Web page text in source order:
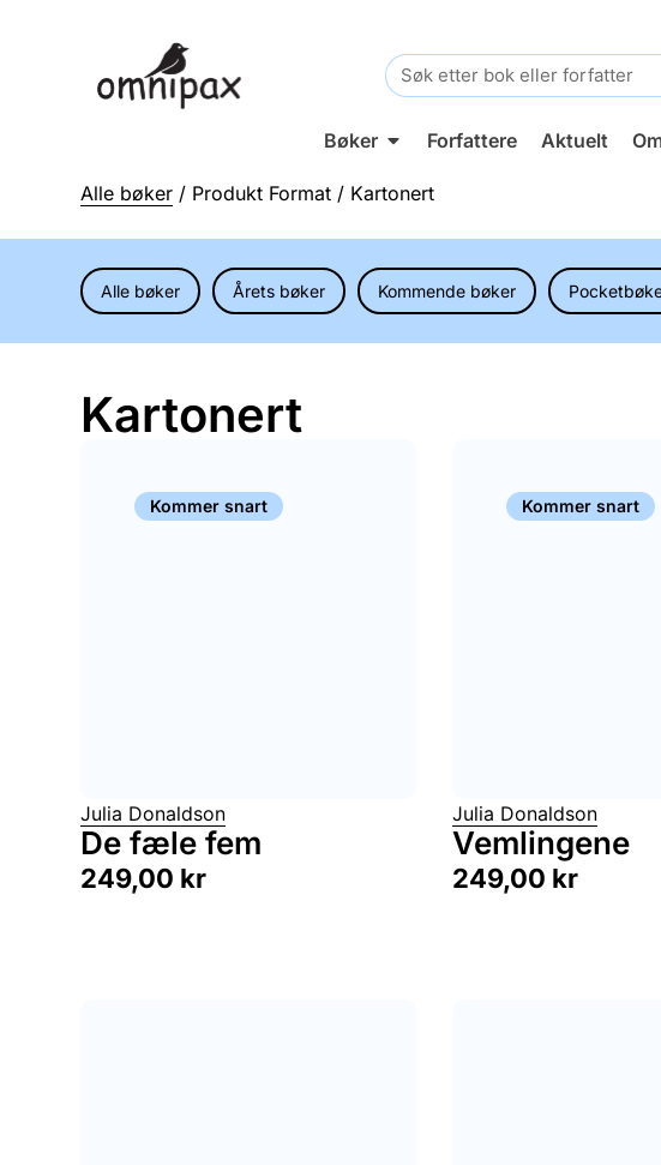
Search
for:
Bøker Forfattere Aktuelt
Alle bøker / Produkt Format / Kartonert
Alle bøker Årets bøker Kommende bøker
Kartonert
Kommer snart
Julia Donaldson
De fæle fem
249,00 kr
Kommer snart
Julia Donaldson
Vemlingene
249,00 kr